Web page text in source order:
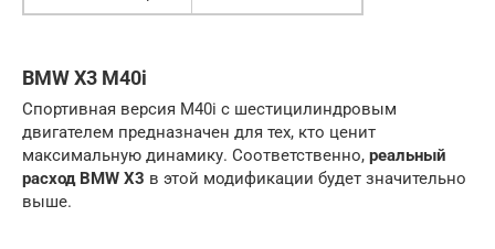
BMW X3 M40i
Спортивная версия M40i с шестицилиндровым
двигателем предназначен для тех, кто ценит
максимальную динамику. Соответственно, реальный
расход BMW X3 в этой модификации будет значительно
выше.